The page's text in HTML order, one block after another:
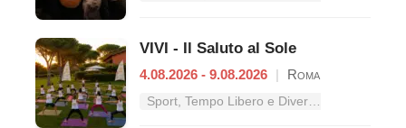
VIVI - Il Saluto al Sole
4.08.2026 - 9.08.2026 | Roma